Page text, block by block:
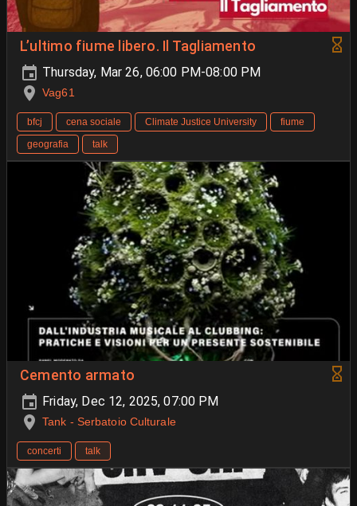
L’ultimo fiume libero. Il Tagliamento
Thursday, Mar 26, 06:00 PM-08:00 PM
Vag61
bfcj cena sociale Climate Justice University
fiume
geografia
talk
Cemento armato
Friday, Dec 12, 2025, 07:00 PM
Tank - Serbatoio Culturale
concerti talk